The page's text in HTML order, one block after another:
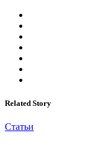
Related Story
Статьи